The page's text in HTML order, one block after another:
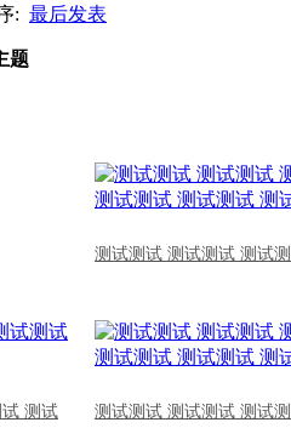
: 最后发表
题
测试测试 测试测试 测试
测试 测试测试 测试测试 测试